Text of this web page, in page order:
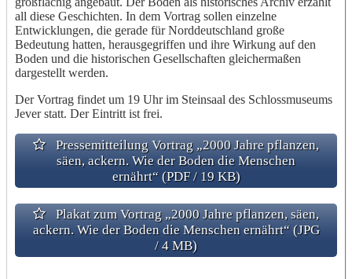
all diese Geschichten. In dem Vortrag sollen einzelne
Entwicklungen, die gerade für Norddeutschland große
Bedeutung hatten, herausgegriffen und ihre Wirkung auf den
Boden und die historischen Gesellschaften gleichermaßen
dargestellt werden.
Der Vortrag findet um 19 Uhr im Steinsaal des Schlossmuseums
Jever statt. Der Eintritt ist frei.
Pressemitteilung Vortrag „2000 Jahre pflanzen,
säen, ackern. Wie der Boden die Menschen
ernährt“ (PDF / 19 KB)
Plakat zum Vortrag „2000 Jahre pflanzen, säen,
ackern. Wie der Boden die Menschen ernährt“ (JPG
/ 4 MB)